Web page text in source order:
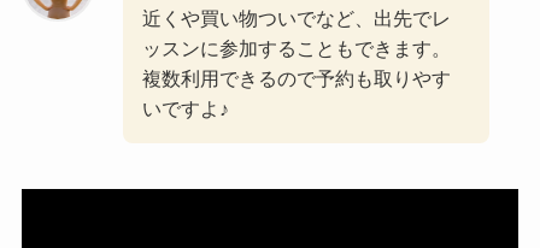
近くや買い物ついでなど、出先でレ
ッスンに参加することもできます。
複数利用できるので予約も取りやす
いですよ♪